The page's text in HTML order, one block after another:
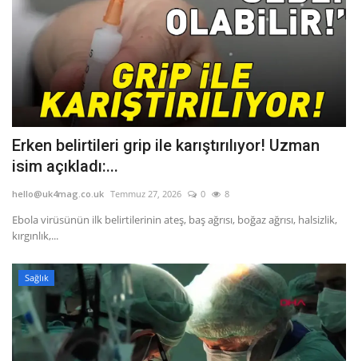
Erken belirtileri grip ile karıştırılıyor! Uzman
isim açıkladı:...
hello@uk4mag.co.uk Temmuz 27, 2026 0 8
Ebola virüsünün ilk belirtilerinin ateş, baş ağrısı, boğaz ağrısı, halsizlik,
kırgınlık,...
Sağlık